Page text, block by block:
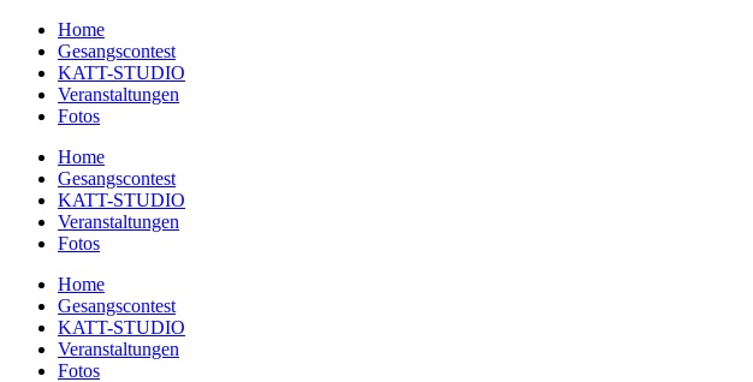
Home
Gesangscontest
KATT-STUDIO
Veranstaltungen
Fotos
Home
Gesangscontest
KATT-STUDIO
Veranstaltungen
Fotos
Home
Gesangscontest
KATT-STUDIO
Veranstaltungen
Fotos